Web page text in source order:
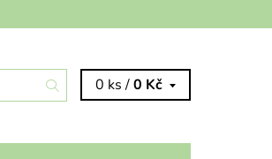
0 ks /0 Kč